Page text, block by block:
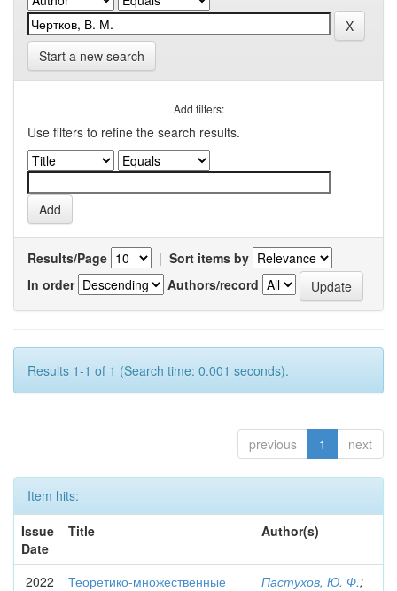
Start a new search
Add filters:
Use filters to refine the search results.
Results/Page | Sort items by
In order
Authors/record
Results 1-1 of 1 (Search time: 0.001 seconds).
previous 1 next
Item hits:
Issue
Date
Title Author(s)
2022
Теоретико-множественные
Пастухов, Ю. Ф.;